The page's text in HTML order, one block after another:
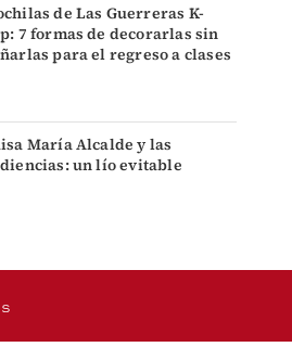
de Las Guerreras K-
7 formas de decorarlas sin
para el regreso a clases
María Alcalde y las
un lío evitable